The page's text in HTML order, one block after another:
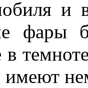
и
фары
имеют